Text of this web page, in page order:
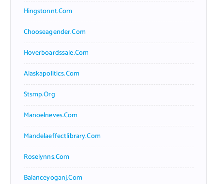
Hingstonnt.com
Chooseagender.com
Hoverboardssale.com
Alaskapolitics.com
Stsmp.org
Manoelneves.com
Mandelaeffectlibrary.com
Roselynns.com
Balanceyoganj.com